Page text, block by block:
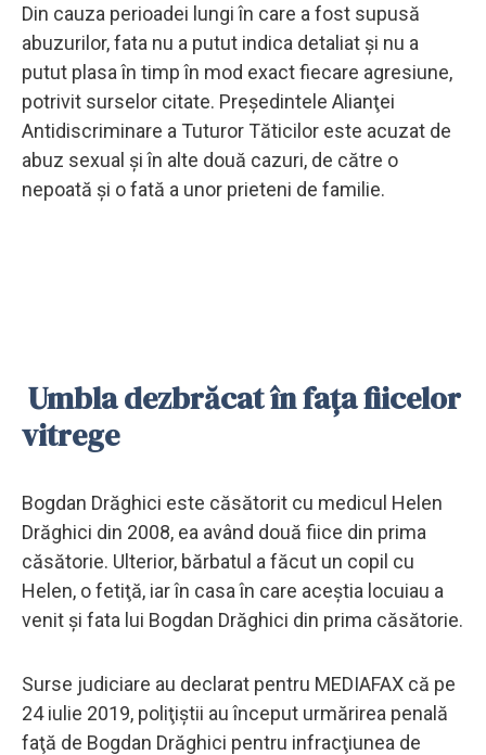
Din cauza perioadei lungi în care a fost supusă
abuzurilor, fata nu a putut indica detaliat şi nu a
putut plasa în timp în mod exact fiecare agresiune,
potrivit surselor citate. Preşedintele Alianţei
Antidiscriminare a Tuturor Tăticilor este acuzat de
abuz sexual şi în alte două cazuri, de către o
nepoată şi o fată a unor prieteni de familie.
Umbla dezbrăcat în fața fiicelor
vitrege
Bogdan Drăghici este căsătorit cu medicul Helen
Drăghici din 2008, ea având două fiice din prima
căsătorie. Ulterior, bărbatul a făcut un copil cu
Helen, o fetiţă, iar în casa în care aceştia locuiau a
venit şi fata lui Bogdan Drăghici din prima căsătorie.
Surse judiciare au declarat pentru MEDIAFAX că pe
24 iulie 2019, poliţiştii au început urmărirea penală
faţă de Bogdan Drăghici pentru infracţiunea de